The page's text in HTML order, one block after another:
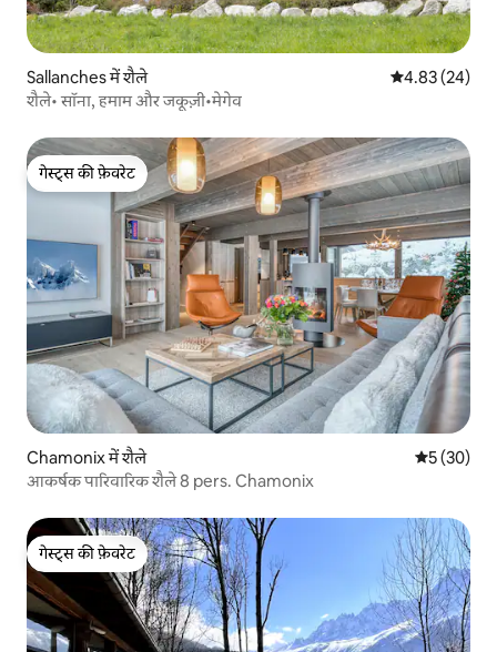
Sallanches में शैले औसत रेटिंग 5 में
4.83 (24)
शैले• सॉना, हमाम और जकूज़ी•मेगेव
गेस्ट्स की फ़ेवरेट
गेस्ट्स की फ़ेवरेट
Chamonix में शैले औसत रेटिंग
5 (30)
आकर्षक पारिवारिक शैले 8 pers. Chamonix
गेस्ट्स की फ़ेवरेट
गेस्ट्स की फ़ेवरेट